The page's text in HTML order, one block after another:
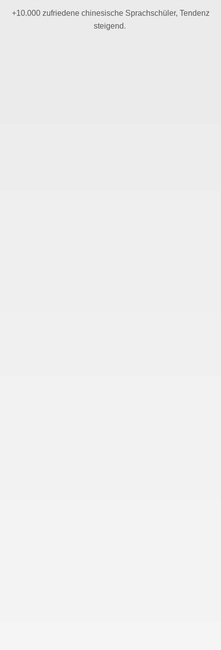
+10.000 zufriedene chinesische Sprachschüler, Tendenz
steigend.